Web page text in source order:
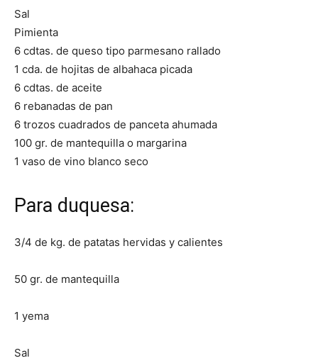
Sal
Pimienta
6 cdtas. de queso tipo parmesano rallado
1 cda. de hojitas de albahaca picada
6 cdtas. de aceite
6 rebanadas de pan
6 trozos cuadrados de panceta ahumada
100 gr. de mantequilla o margarina
1 vaso de vino blanco seco
Para duquesa:
3/4 de kg. de patatas hervidas y calientes
50 gr. de mantequilla
1 yema
Sal